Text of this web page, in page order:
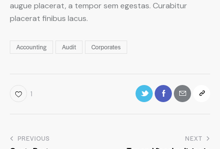
augue placerat, a tempor sem egestas. Curabitur
placerat finibus lacus.
Accounting Audit Corporates
1
PREVIOUS NEXT